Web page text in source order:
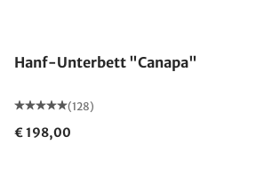
Hanf-Unterbett "Canapa"
(128)
€ 198,00